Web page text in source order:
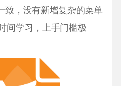
致，没有新增复杂的菜单
间学习，上手门槛极